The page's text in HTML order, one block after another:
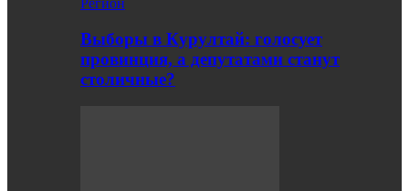
Регион
Выборы в Курултай: голосует
провинция, а депутатами станут
столичные?